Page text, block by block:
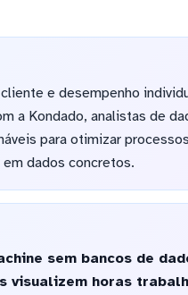
e desempenho
a Kondado, analistas de
para otimizar
dados concretos.
sem bancos de
visualizem horas